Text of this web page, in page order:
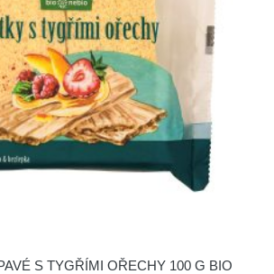
S TYGŘÍMI OŘECHY 100 G BIO